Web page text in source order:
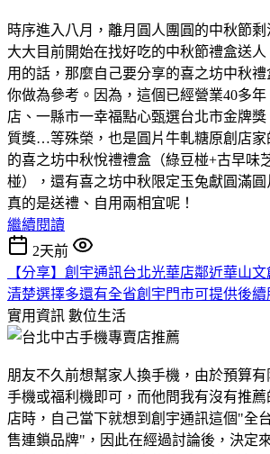
時序進入八月，離月圓人團圓的中秋節
大大目前開始在找好吃的中秋節禮盒送
用的話，那麼自己要分享的喜之坊中秋
你做為參考。因為，這個已經營業40多
店、一縣市一幸福點心甄選台北市金牌
質獎…等殊榮，也是圓片牛軋糖原創店家
的喜之坊中秋悅禮禮盒（綠豆椪+古早味
椪），還有喜之坊中秋限定玉兔獻圓滿圓
真的是送禮、自用兩相宜呢！
繼續閱讀
2天前
【分享】創宇通訊台北光華店鄰近華山
清楚選擇多還有全省創宇門市可提供後續
實用資訊 數位生活
朋友不久前想幫家人換手機，由於預算
手機或福利機即可，而他問我有沒有推
店時，自己當下就想到創宇通訊這個"全
售連鎖品牌"，因此在經過討論後，決定